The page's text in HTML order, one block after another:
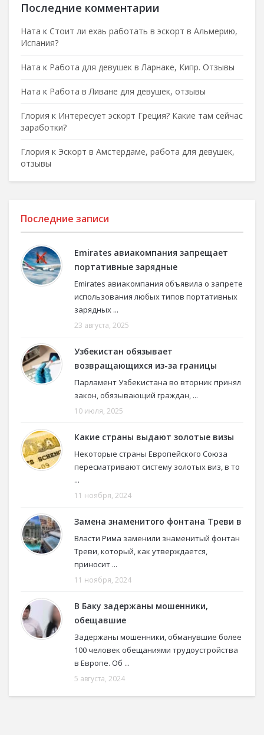
Последние комментарии
Ната к Стоит ли ехаь работать в эскорт в Альмерию,
Испания?
Ната к Работа для девушек в Ларнаке, Кипр. Отзывы
Ната к Работа в Ливане для девушек, отзывы
Глория к Интересует эскорт Греция? Какие там сейчас
заработки?
Глория к Эскорт в Амстердаме, работа для девушек,
отзывы
Последние записи
Emirates авиакомпания запрещает
портативные зарядные
Emirates авиакомпания объявила о запрете
использования любых типов портативных
зарядных ...
23 августа, 2025
Узбекистан обязывает
возвращающихся из-за границы
Парламент Узбекистана во вторник принял
закон, обязывающий граждан, ...
10 июля, 2025
Какие страны выдают золотые визы
Некоторые страны Европейского Союза
пересматривают систему золотых виз, в то
...
11 ноября, 2024
Замена знаменитого фонтана Треви в
Власти Рима заменили знаменитый фонтан
Треви, который, как утверждается,
приносит ...
11 ноября, 2024
В Баку задержаны мошенники,
обещавшие
Задержаны мошенники, обманувшие более
100 человек обещаниями трудоустройства
в Европе. Об ...
5 августа, 2024